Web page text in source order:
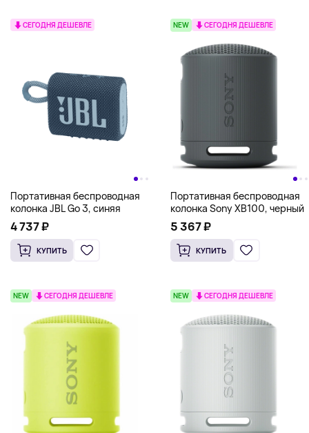
СЕГОДНЯ ДЕШЕВЛЕ
Портативная беспроводная
колонка JBL Go 3, синяя
4 737 ₽
КУПИТЬ
NEW СЕГОДНЯ ДЕШЕВЛЕ
Портативная беспроводная
колонка Sony XB100, черный
5 367 ₽
КУПИТЬ
NEW СЕГОДНЯ ДЕШЕВЛЕ NEW СЕГОДНЯ ДЕШЕВЛЕ